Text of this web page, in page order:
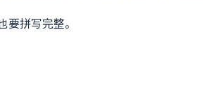
拼写完整。